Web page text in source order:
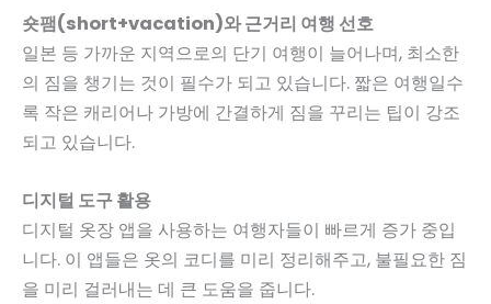
숏팸(short+vacation)와 근거리 여행 선호
일본 등 가까운 지역으로의 단기 여행이 늘어나며, 최소한
의 짐을 챙기는 것이 필수가 되고 있습니다. 짧은 여행일수
록 작은 캐리어나 가방에 간결하게 짐을 꾸리는 팁이 강조
되고 있습니다.
디지털 도구 활용
디지털 옷장 앱을 사용하는 여행자들이 빠르게 증가 중입
니다. 이 앱들은 옷의 코디를 미리 정리해주고, 불필요한 짐
을 미리 걸러내는 데 큰 도움을 줍니다.